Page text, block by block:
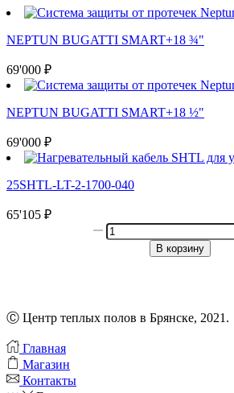
NEPTUN BUGATTI SMART+18 ¾"
69'000 ₽
NEPTUN BUGATTI SMART+18 ½"
69'000 ₽
25SHTL-LT-2-1700-040
65'105 ₽
Количество
товара
30МНТ2-
В корзину
Ⓒ Центр теплых полов в Брянске, 2021.
Главная
Магазин
Контакты